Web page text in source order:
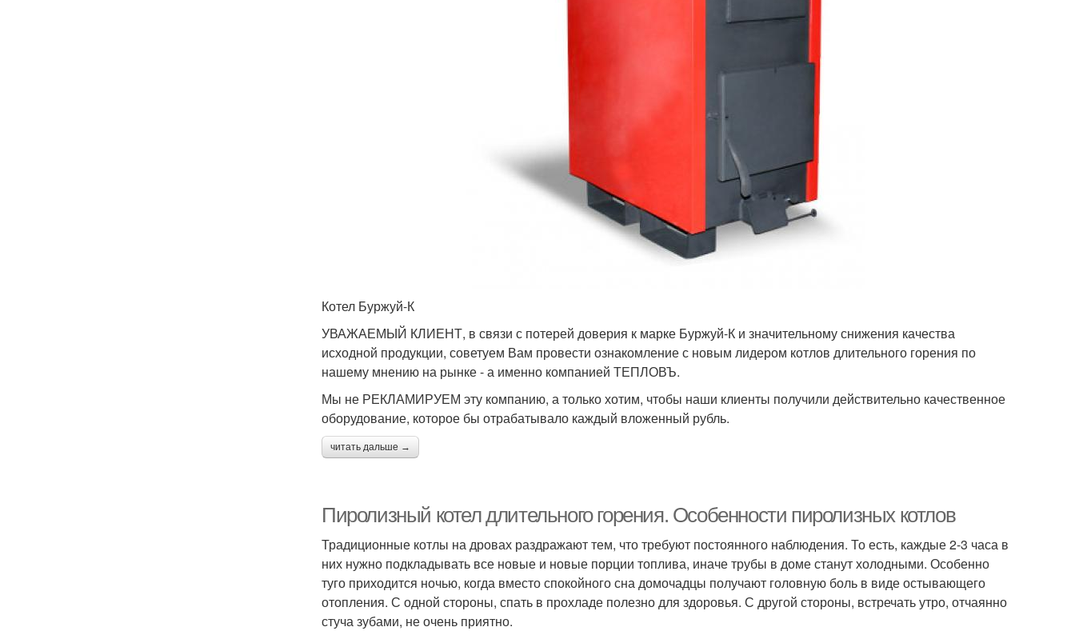
Котел Буржуй-К
УВАЖАЕМЫЙ КЛИЕНТ, в связи с потерей доверия к марке Буржуй-К и значительному снижения качества
исходной продукции, советуем Вам провести ознакомление с новым лидером котлов длительного горения по
нашему мнению на рынке - а именно компанией ТЕПЛОВЪ.
Мы не РЕКЛАМИРУЕМ эту компанию, а только хотим, чтобы наши клиенты получили действительно качественное
оборудование, которое бы отрабатывало каждый вложенный рубль.
читать дальше →
Пиролизный котел длительного горения. Особенности пиролизных котлов
Традиционные котлы на дровах раздражают тем, что требуют постоянного наблюдения. То есть, каждые 2-3 часа в
них нужно подкладывать все новые и новые порции топлива, иначе трубы в доме станут холодными. Особенно
туго приходится ночью, когда вместо спокойного сна домочадцы получают головную боль в виде остывающего
отопления. С одной стороны, спать в прохладе полезно для здоровья. С другой стороны, встречать утро, отчаянно
стуча зубами, не очень приятно.